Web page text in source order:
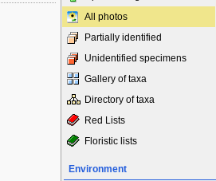
All photos
Partially identified
Unidentified specimens
Gallery of taxa
Directory of taxa
Red Lists
Floristic lists
Environment